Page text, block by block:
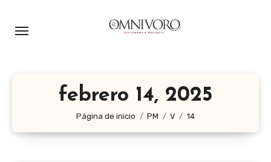
febrero 14, 2025
Página de inicio PM V 14